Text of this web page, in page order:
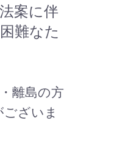
案に伴
難なた
離島の方
ざいま